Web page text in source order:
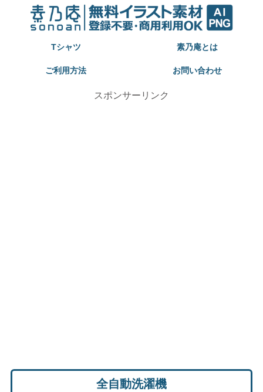
Tシャツ 素乃庵とは
ご利用方法 お問い合わせ
スポンサーリンク
全自動洗濯機